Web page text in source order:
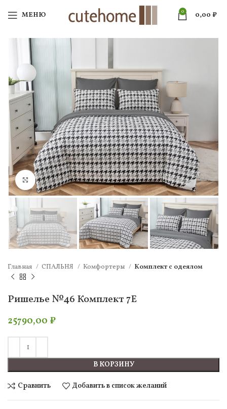
МЕНЮ 0 0,00 ₽
Нажмите, чтобы увеличить
Главная СПАЛЬНЯ Комфортеры Комплект c одеялом
Ришелье №46 Комплект 7Е
25790,00 ₽
В КОРЗИНУ
Сравнить Добавить в список желаний